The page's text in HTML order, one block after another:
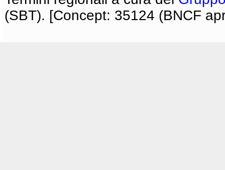
(SBT). [Concept: 35124 (BNCF